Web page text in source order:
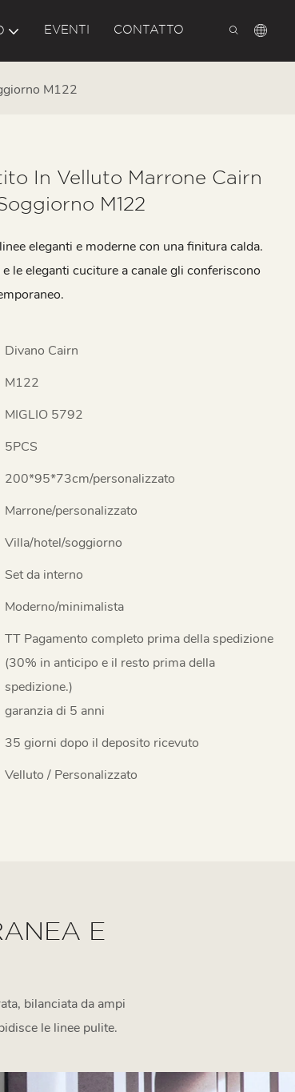
EVENTI CONTATTO
M122
In Velluto Marrone Cairn
M122
eleganti e moderne con una finitura calda.
le eleganti cuciture a canale gli conferiscono
Divano Cairn
M122
MIGLIO 5792
5PCS
200*95*73cm/personalizzato
Marrone/personalizzato
Villa/hotel/soggiorno
Set da interno
Moderno/minimalista
TT Pagamento completo prima della spedizione
(30% in anticipo e il resto prima della
spedizione.)
garanzia di 5 anni
35 giorni dopo il deposito ricevuto
Velluto / Personalizzato
E
bilanciata da ampi
le linee pulite.